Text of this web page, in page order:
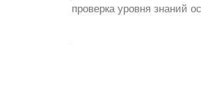
проверка уровня знаний